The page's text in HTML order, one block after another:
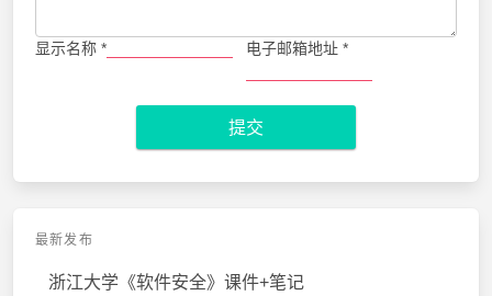
显示名称 * 电子邮箱地址 *
提交
最新发布
浙江大学《软件安全》课件+笔记